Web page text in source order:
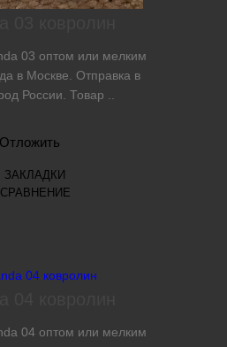
03 оптом или мелким
в Москве. Отправка в
России. Товар ..
Отложить
ЗАКЛАДКИ
04 оптом или мелким